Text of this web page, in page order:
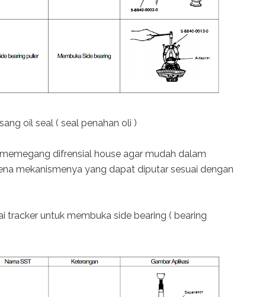
oil seal ( seal penahan oli )
difrensial house agar mudah dalam
mekanismenya yang dapat diputar sesuai dengan
tracker untuk membuka side bearing ( bearing